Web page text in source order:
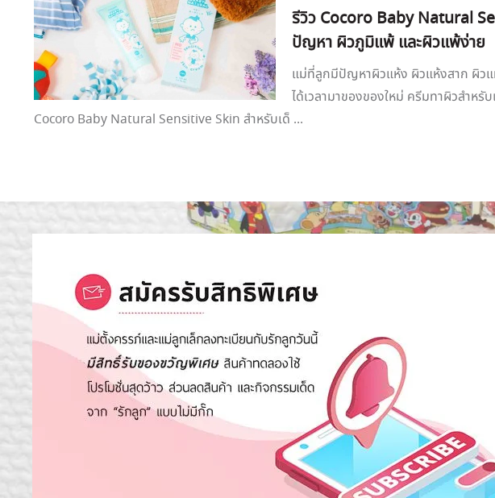
รีวิว Cocoro Baby Natural
ปัญหา ผิวภูมิแพ้ และผิวแพ้ง่าย
แม่ที่ลูกมีปัญหาผิวแห้ง ผิวแห้งสาก ผิวแ
ได้เวลามาของของใหม่ ครีมทาผิวสำห
Cocoro Baby Natural Sensitive Skin สำหรับเด็ ...